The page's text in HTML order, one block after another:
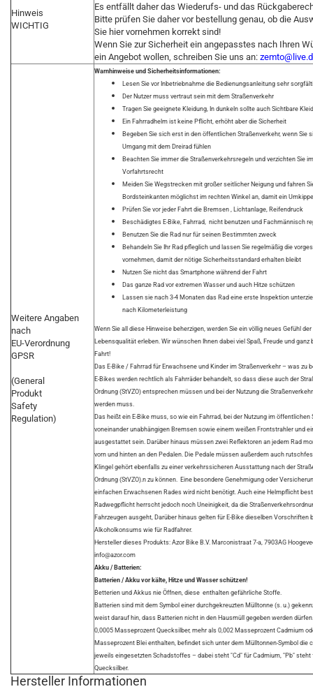
Hinweis
WICHTIG
Es entfällt daher das Wiederufs- und das
Bitte prüfen Sie daher vor bestellung genau, ob die
Sie hier vornehmen korrekt sind!
Wenn Sie zur Sicherheit ein angepasstes nach Ihren
ein Angebot wollen, schreiben Sie uns an:
Weitere Angaben
nach
EU-Verordnung
GPSR
(General
Produkt
Safety
Regulation)
Warnhinweise und Sicherheitsinformationen:
Lesen Sie vor Inbetriebnahme die Bedienungsanleitung sehr
Der Nutzer muss vertraut sein mit dem Straßenverkehr
Tragen Sie geeignete Kleidung, In dunkeln sollte auch Sichtbare
Ein Fahrradhelm ist keine Pflicht, erhöht aber die Sicherheit
Begeben Sie sich erst in den öffentlichen Straßenverkehr, wenn Sie
Umgang mit dem Dreirad fühlen
Beachten Sie immer die Straßenverkehrsregeln und verzichten Sie
Vorfahrtsrecht
Meiden Sie Wegstrecken mit großer seitlicher Neigung und fahren
Bordsteinkanten möglichst im rechten Winkel an, damit ein
Prüfen Sie vor jeder Fahrt die Bremsen , Lichtanlage, Reifendruck
Beschädigtes E-Bike, Fahrrad, nicht benutzen und Fachmännisch
Benutzen Sie die Rad nur für seinen Bestimmten zweck
Behandeln Sie Ihr Rad pfleglich und lassen Sie regelmäßig die
vornehmen, damit der nötige Sicherheitsstandard erhalten bleibt
Nutzen Sie nicht das Smartphone während der Fahrt
Das ganze Rad vor extremen Wasser und auch Hitze schützen
Lassen sie nach 3-4 Monaten das Rad eine erste Inspektion
nach Kilometerleistung
Wenn Sie all diese Hinweise beherzigen, werden Sie ein völlig neues Gefühl
Lebensqualität erleben. Wir wünschen Ihnen dabei viel Spaß, Freude und
Fahrt!
Das E-Bike / Fahrrad für Erwachsene und Kinder im Straßenverkehr – was zu
E-Bikes werden rechtlich als Fahrräder behandelt, so dass diese auch der
Ordnung (StVZO) entsprechen müssen und bei der Nutzung die
werden muss.
Das heißt ein E-Bike muss, so wie ein Fahrrad, bei der Nutzung im öffentlichen
voneinander unabhängigen Bremsen sowie einem weißen Frontstrahler und
ausgestattet sein. Darüber hinaus müssen zwei Reflektoren an jedem Rad
vorn und hinten an den Pedalen. Die Pedale müssen außerdem auch
Klingel gehört ebenfalls zu einer verkehrssicheren Ausstattung nach der
Ordnung (StVZO).n zu können. Eine besondere Genehmigung oder
einfachen Erwachsenen Rades wird nicht benötigt. Auch eine Helmpflicht
Radwegpflicht herrscht jedoch noch Uneinigkeit, da die
Fahrzeugen ausgeht, Darüber hinaus gelten für E-Bike dieselben Vorschriften
Alkoholkonsums wie für Radfahrer.
Hersteller dieses Produkts: Azor Bike B.V. Marconistraat 7-a, 7903AG
info@azor.com
Akku / Batterien:
Batterien / Akku vor kälte, Hitze und Wasser schützen!
Betterien und Akkus nie Öffnen, diese enthalten gefährliche Stoffe.
Batterien sind mit dem Symbol einer durchgekreuzten Mülltonne (s. u.)
weist darauf hin, dass Batterien nicht in den Hausmüll gegeben werden
0,0005 Masseprozent Quecksilber, mehr als 0,002 Masseprozent Cadmium
Masseprozent Blei enthalten, befindet sich unter dem Mülltonnen-Symbol die
jeweils eingesetzten Schadstoffes – dabei steht "Cd" für Cadmium, "Pb" steht
Quecksilber.
Hersteller Informationen